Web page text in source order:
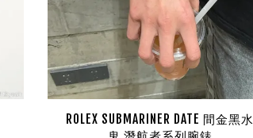
ROLEX SUBMARINER DATE 間金黑水